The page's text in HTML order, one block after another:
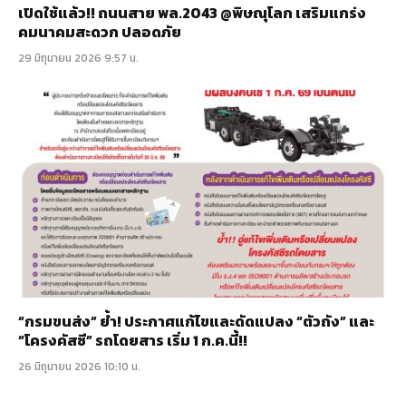
เปิดใช้แล้ว!! ถนนสาย พล.2043 @พิษณุโลก เสริมแกร่ง
คมนาคมสะดวก ปลอดภัย
29 มิถุนายน 2026 9:57 น.
“กรมขนส่ง” ย้ำ! ประกาศแก้ไขและดัดแปลง “ตัวถัง” และ
“โครงคัสซี” รถโดยสาร เริ่ม 1 ก.ค.นี้!!
26 มิถุนายน 2026 10:10 น.